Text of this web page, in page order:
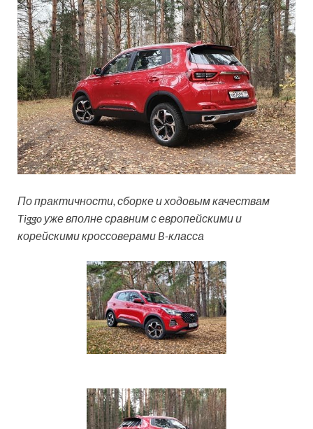
По практичности, сборке и ходовым качествам
Tiggo уже вполне сравним с европейскими и
корейскими кроссоверами B-класса